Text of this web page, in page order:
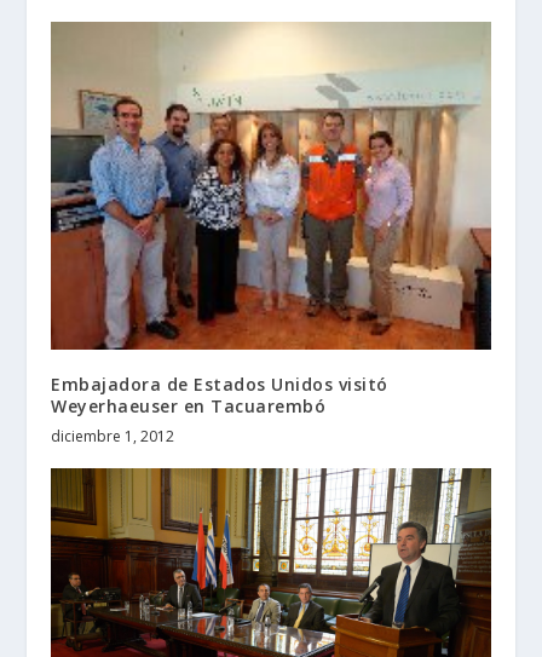
Embajadora de Estados Unidos visitó
Weyerhaeuser en Tacuarembó
diciembre 1, 2012